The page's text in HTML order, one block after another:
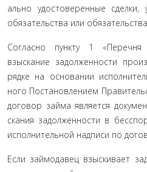
ально удостоверенные
обязательства или
Согласно пункту 1
взыскание задолженности
рядке на основании
ного Постановлением
договор займа является
скания задолженности в
исполнительной надписи по
Если займодавец взыскивает